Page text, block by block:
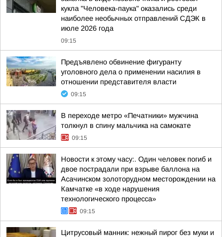
кукла "Человека-паука" оказались среди
наиболее необычных отправлений СДЭК в
июле 2026 года
09:15
Предъявлено обвинение фигуранту
уголовного дела о применении насилия в
отношении представителя власти
09:15
В переходе метро «Печатники» мужчина
толкнул в спину мальчика на самокате
09:15
Новости к этому часу:. Один человек погиб и
двое пострадали при взрыве баллона на
Асачинском золоторудном месторождении на
Камчатке «в ходе нарушения
технологического процесса»
09:15
Цитрусовый манник: нежный пирог без муки и